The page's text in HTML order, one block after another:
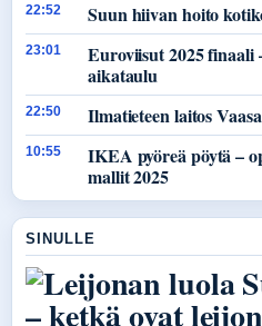
22:52 Suun hiivan hoito
23:01
Euroviisut 2025 finaali
aikataulu
22:50 Ilmatieteen laitos
10:55
IKEA pyöreä pöytä –
mallit 2025
SINULLE